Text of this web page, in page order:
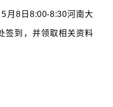
5月8日8:00-8:30河南大
签到，并领取相关资料